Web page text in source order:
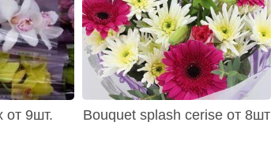
от 9шт. Bouquet splash cerise от 8шт